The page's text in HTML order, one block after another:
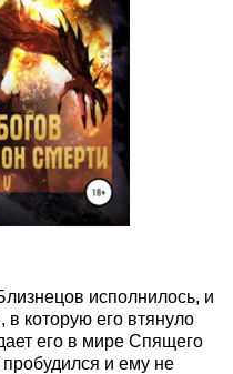
исполнилось, и
в которую его втянуло
его в мире Спящего
и ему не